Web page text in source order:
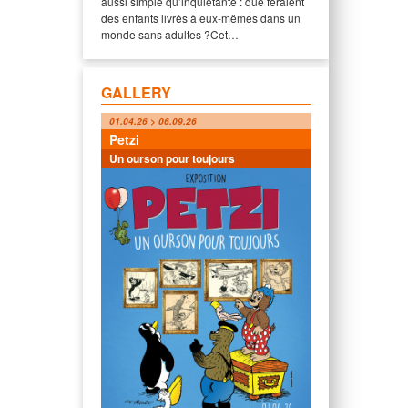
des enfants livrés à eux-mêmes dans un
monde sans adultes ?Cet…
GALLERY
01.04.26 > 06.09.26
Petzi
Un ourson pour toujours